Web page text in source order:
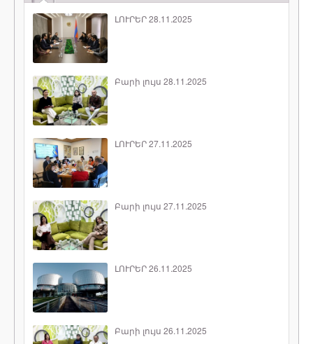
ԼՈՒՐԵՐ 28.11.2025
Բարի լույս 28.11.2025
ԼՈՒՐԵՐ 27.11.2025
Բարի լույս 27.11.2025
ԼՈՒՐԵՐ 26.11.2025
Բարի լույս 26.11.2025